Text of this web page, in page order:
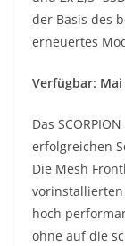
der Basis des
erneuertes
Verfügbar: Mai
Das
erfolgreichen
Die Mesh
vorinstallierten
hoch
ohne auf die